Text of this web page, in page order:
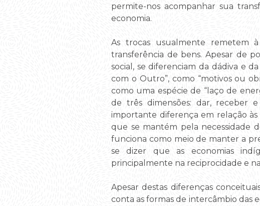
permite-nos acompanhar sua
economia.
As trocas usualmente remetem
transferência de bens. Apesar de
social, se diferenciam da dádiva e
com o Outro”, como “motivos ou
como uma espécie de “laço de
de três dimensões: dar, receber
importante diferença em relação às
que se mantém pela necessidade
funciona como meio de manter a
se dizer que as economias
principalmente na reciprocidade e
Apesar destas diferenças
conta as formas de intercâmbio das